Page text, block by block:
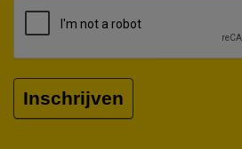
Inschrijven